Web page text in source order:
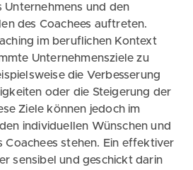
Unternehmens und den
des Coachees auftreten.
im beruflichen Kontext
Unternehmensziele zu
die Verbesserung
oder die Steigerung der
Ziele können jedoch im
individuellen Wünschen und
Coachees stehen. Ein effektiver
sensibel und geschickt darin